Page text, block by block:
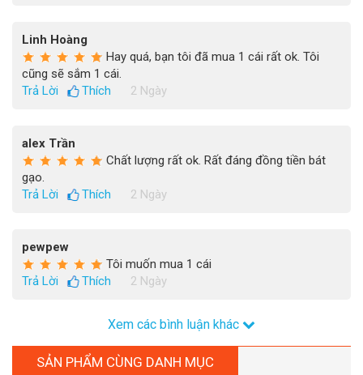
Linh Hoàng
Hay quá, bạn tôi đã mua 1 cái rất ok. Tôi
cũng sẽ sắm 1 cái.
Trả Lời
Thích 2 Ngày
alex Trần
Chất lượng rất ok. Rất đáng đồng tiền bát
gạo.
Trả Lời
Thích 2 Ngày
pewpew
Tôi muốn mua 1 cái
Trả Lời
Thích 2 Ngày
Xem các bình luận khác
SẢN PHẨM CÙNG DANH MỤC